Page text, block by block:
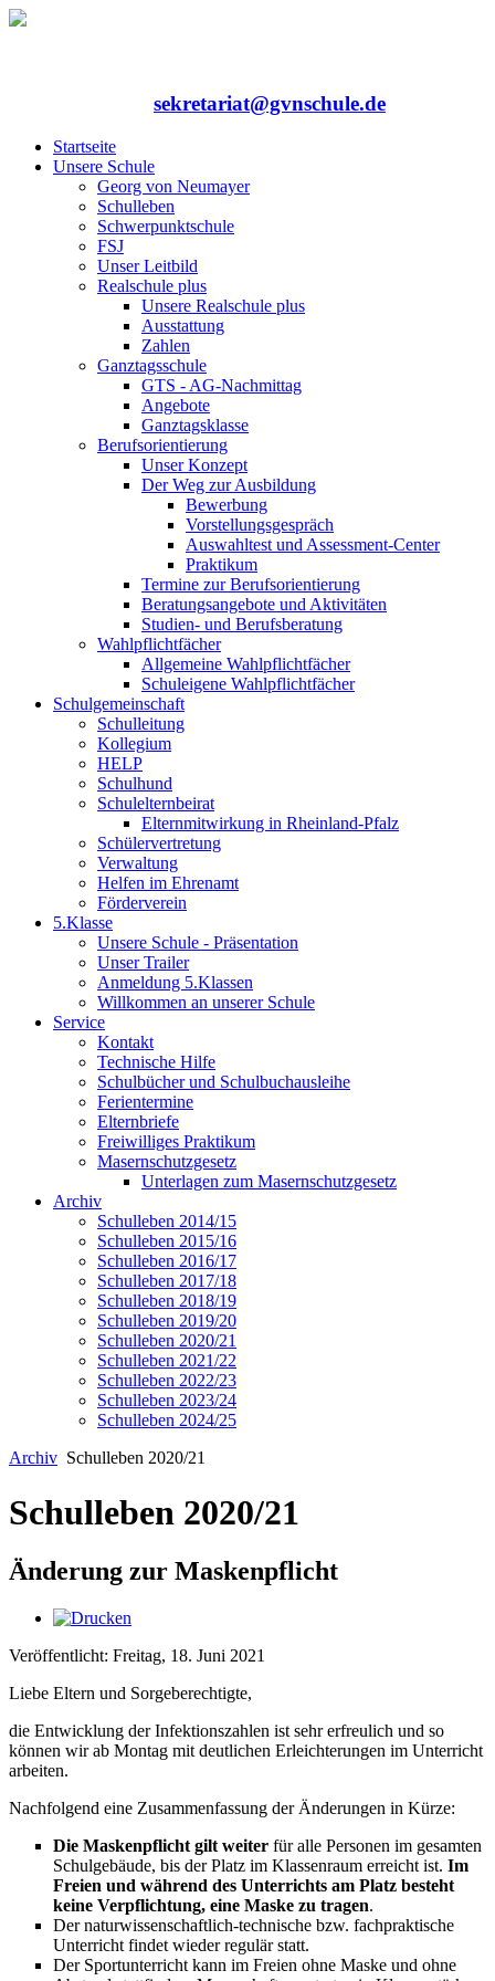
sekretariat@gvnschule.de
Startseite
Unsere Schule
Georg von Neumayer
Schulleben
Schwerpunktschule
FSJ
Unser Leitbild
Realschule plus
Unsere Realschule plus
Ausstattung
Zahlen
Ganztagsschule
GTS - AG-Nachmittag
Angebote
Ganztagsklasse
Berufsorientierung
Unser Konzept
Der Weg zur Ausbildung
Bewerbung
Vorstellungsgespräch
Auswahltest und Assessment-Center
Praktikum
Termine zur Berufsorientierung
Beratungsangebote und Aktivitäten
Studien- und Berufsberatung
Wahlpflichtfächer
Allgemeine Wahlpflichtfächer
Schuleigene Wahlpflichtfächer
Schulgemeinschaft
Schulleitung
Kollegium
HELP
Schulhund
Schulelternbeirat
Elternmitwirkung in Rheinland-Pfalz
Schülervertretung
Verwaltung
Helfen im Ehrenamt
Förderverein
5.Klasse
Unsere Schule - Präsentation
Unser Trailer
Anmeldung 5.Klassen
Willkommen an unserer Schule
Service
Kontakt
Technische Hilfe
Schulbücher und Schulbuchausleihe
Ferientermine
Elternbriefe
Freiwilliges Praktikum
Masernschutzgesetz
Unterlagen zum Masernschutzgesetz
Archiv
Schulleben 2014/15
Schulleben 2015/16
Schulleben 2016/17
Schulleben 2017/18
Schulleben 2018/19
Schulleben 2019/20
Schulleben 2020/21
Schulleben 2021/22
Schulleben 2022/23
Schulleben 2023/24
Schulleben 2024/25
Archiv Schulleben 2020/21
Schulleben 2020/21
Änderung zur Maskenpflicht
Veröffentlicht: Freitag, 18. Juni 2021
Liebe Eltern und Sorgeberechtigte,
die Entwicklung der Infektionszahlen ist sehr erfreulich und so
können wir ab Montag mit deutlichen Erleichterungen im Unterricht
arbeiten.
Nachfolgend eine Zusammenfassung der Änderungen in Kürze:
Die Maskenpflicht gilt weiter für alle Personen im gesamten
Schulgebäude, bis der Platz im Klassenraum erreicht ist. Im
Freien und während des Unterrichts am Platz besteht
keine Verpflichtung, eine Maske zu tragen.
Der naturwissenschaftlich-technische bzw. fachpraktische
Unterricht findet wieder regulär statt.
Der Sportunterricht kann im Freien ohne Maske und ohne